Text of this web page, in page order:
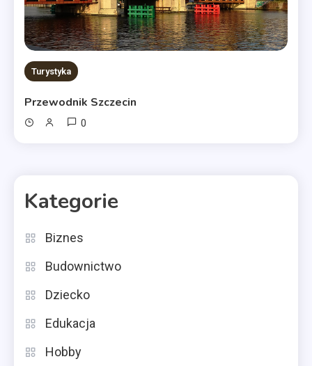
Turystyka
Przewodnik Szczecin
0
Kategorie
Biznes
Budownictwo
Dziecko
Edukacja
Hobby